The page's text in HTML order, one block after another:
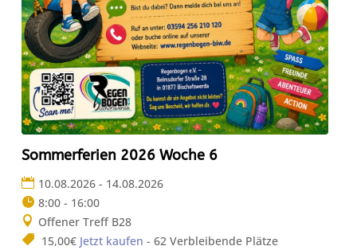
Sommerferien 2026 Woche 6
10.08.2026 - 14.08.2026
8:00 - 16:00
Offener Treff B28
15,00€ Jetzt kaufen - 62 Verbleibende Plätze